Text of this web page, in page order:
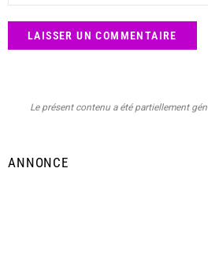
Le présent contenu a été partiellement
ANNONCE